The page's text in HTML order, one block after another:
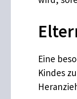
Eine
Kindes